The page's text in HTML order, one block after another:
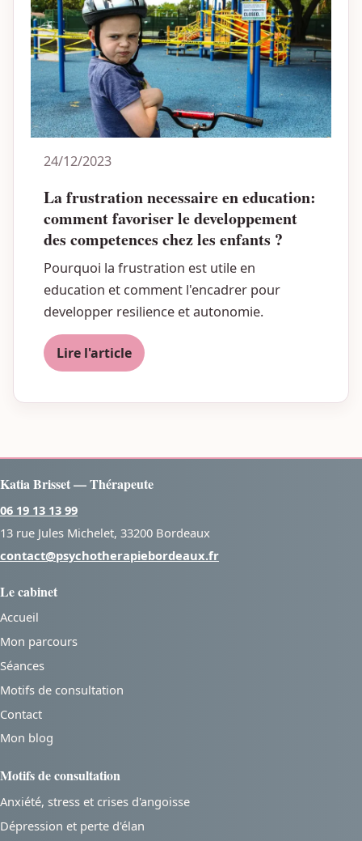
24/12/2023
La frustration necessaire en education:
comment favoriser le developpement
des competences chez les enfants ?
Pourquoi la frustration est utile en
education et comment l'encadrer pour
developper resilience et autonomie.
Lire l'article
Katia Brisset — Thérapeute
06 19 13 13 99
13 rue Jules Michelet, 33200 Bordeaux
contact@psychotherapiebordeaux.fr
Le cabinet
Accueil
Mon parcours
Séances
Motifs de consultation
Contact
Mon blog
Motifs de consultation
Anxiété, stress et crises d'angoisse
Dépression et perte d'élan